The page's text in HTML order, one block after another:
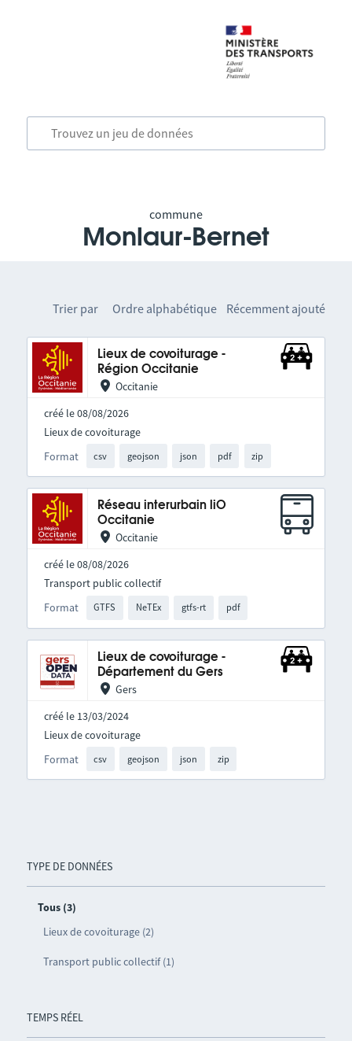
commune
Monlaur-Bernet
TYPE DE DONNÉES
Tous (3)
Lieux de covoiturage (2)
Transport public collectif (1)
TEMPS RÉEL
Trier par Ordre alphabétique Récemment ajouté
Lieux de covoiturage -
Région Occitanie
Occitanie
créé le 08/08/2026
Format csv geojson json pdf zip
Lieux de covoiturage
Réseau interurbain liO
Occitanie
Occitanie
créé le 08/08/2026
Format GTFS NeTEx gtfs-rt pdf
Transport public collectif
Lieux de covoiturage -
Département du Gers
Gers
créé le 13/03/2024
Format csv geojson json zip
Lieux de covoiturage